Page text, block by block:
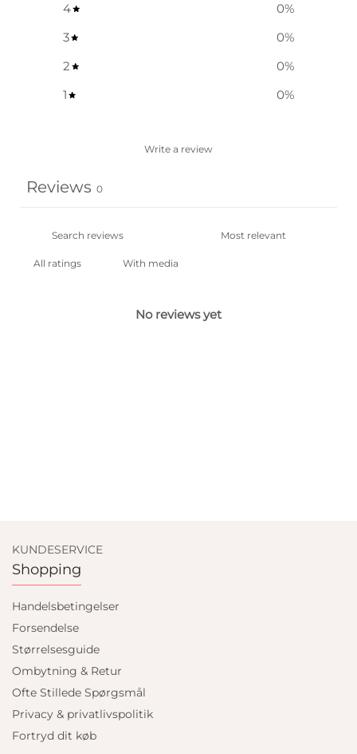
4
0%
3
0%
2
0%
1
0%
Write a review
Reviews 0
With media
No reviews yet
KUNDESERVICE
Shopping
Handelsbetingelser
Forsendelse
Størrelsesguide
Ombytning & Retur
Ofte Stillede Spørgsmål
Privacy & privatlivspolitik
Fortryd dit køb